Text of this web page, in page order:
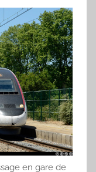
en gare de